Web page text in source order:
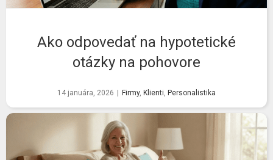
Ako odpovedať na hypotetické
otázky na pohovore
14 januára, 2026 | Firmy, Klienti Personalistika